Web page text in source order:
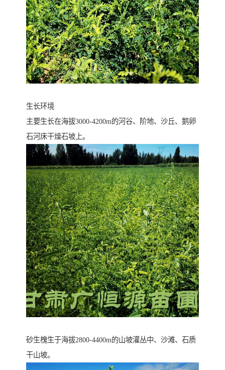
生长环境
主要生长在海拔3000-4200m的河谷、阶地、沙丘、鹅卵
石河床干燥石坡上。
砂生槐生于海拔2800-4400m的山坡灌丛中、沙滩、石质
干山坡。